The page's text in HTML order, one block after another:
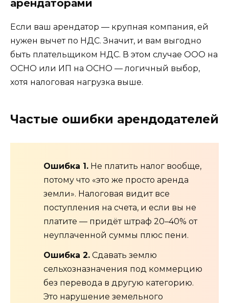
арендаторами
Если ваш арендатор — крупная компания, ей
нужен вычет по НДС. Значит, и вам выгодно
быть плательщиком НДС. В этом случае ООО на
ОСНО или ИП на ОСНО — логичный выбор,
хотя налоговая нагрузка выше.
Частые ошибки арендодателей
Ошибка 1. Не платить налог вообще,
потому что «это же просто аренда
земли». Налоговая видит все
поступления на счета, и если вы не
платите — придёт штраф 20–40% от
неуплаченной суммы плюс пени.
Ошибка 2. Сдавать землю
сельхозназначения под коммерцию
без перевода в другую категорию.
Это нарушение земельного